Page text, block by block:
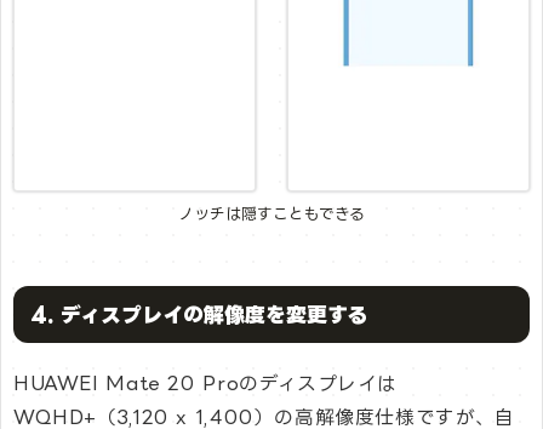
ノッチは隠すこともできる
4. ディスプレイの解像度を変更する
HUAWEI Mate 20 Proのディスプレイは
WQHD+（3,120 x 1,400）の高解像度仕様ですが、自